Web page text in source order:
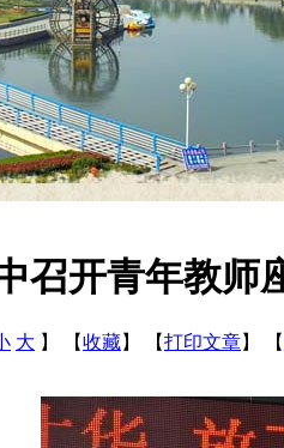
召开青年教师
大 】 【收藏】 【打印文章】 【